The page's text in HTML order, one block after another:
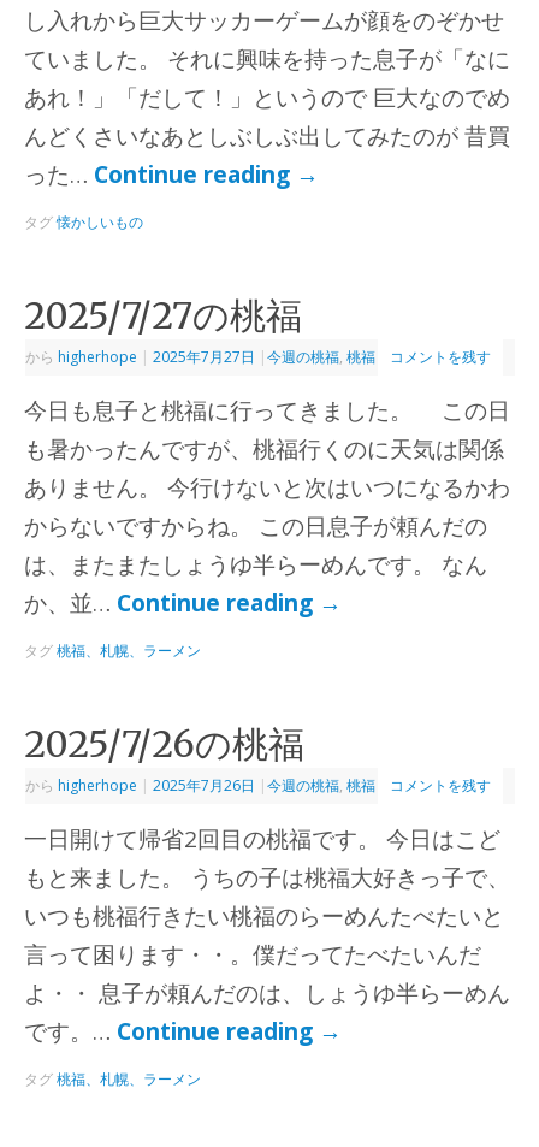
し入れから巨大サッカーゲームが顔をのぞかせ
ていました。 それに興味を持った息子が「なに
あれ！」「だして！」というので 巨大なのでめ
んどくさいなあとしぶしぶ出してみたのが 昔買
った… Continue reading →
タグ懐かしいもの
2025/7/27の桃福
から higherhope | 2025年7月27日 |今週の桃福,桃福 コメントを残す
今日も息子と桃福に行ってきました。 この日
も暑かったんですが、桃福行くのに天気は関係
ありません。 今行けないと次はいつになるかわ
からないですからね。 この日息子が頼んだの
は、またまたしょうゆ半らーめんです。 なん
か、並… Continue reading →
タグ桃福、札幌、ラーメン
2025/7/26の桃福
から higherhope | 2025年7月26日 |今週の桃福,桃福 コメントを残す
一日開けて帰省2回目の桃福です。 今日はこど
もと来ました。 うちの子は桃福大好きっ子で、
いつも桃福行きたい桃福のらーめんたべたいと
言って困ります・・。僕だってたべたいんだ
よ・・ 息子が頼んだのは、しょうゆ半らーめん
です。… Continue reading →
タグ桃福、札幌、ラーメン